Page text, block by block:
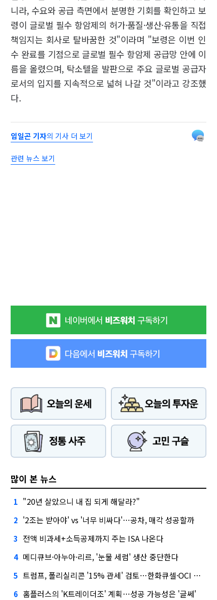
니라, 수요와 공급 측면에서 분명한 기회를 확인하고 보
령이 글로벌 필수 항암제의 허가·품질·생산·유통을 직접
책임지는 회사로 탈바꿈한 것"이라며 "보령은 이번 인
수 완료를 기점으로 글로벌 필수 항암제 공급망 안에 이
름을 올렸으며, 탁소텔을 발판으로 주요 글로벌 공급자
로서의 입지를 지속적으로 넓혀 나갈 것"이라고 강조했
다.
임일곤 기자의 기사 더 보기
관련 뉴스 보기
많이 본 뉴스
1 "20년 살았으니 내 집 되게 해달라?"
2 '2조는 받아야' vs '너무 비싸다'…공차, 매각 성공할까
3 전액 비과세+소득공제까지 주는 ISA 나온다
4 메디큐브·아누아·리르, '눈물 세럼' 생산 중단한다
5 트럼프, 폴리실리콘 '15% 관세' 검토…한화큐셀·OCI 영향은?
6 홈플러스의 'K트레이더조' 계획…성공 가능성은 '글쎄'